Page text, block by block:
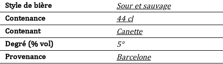
Style de bière
Sour et sauvage
Contenance
44 cl
Contenant
Canette
Degré (% vol)
5°
Provenance
Barcelone